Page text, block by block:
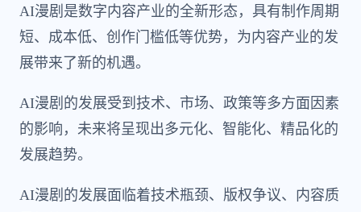
AI漫剧是数字内容产业的全新形态，具有制作周期
短、成本低、创作门槛低等优势，为内容产业的发
展带来了新的机遇。
AI漫剧的发展受到技术、市场、政策等多方面因素
的影响，未来将呈现出多元化、智能化、精品化的
发展趋势。
AI漫剧的发展面临着技术瓶颈、版权争议、内容质